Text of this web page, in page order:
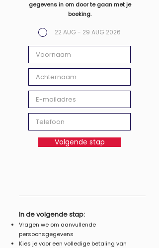
gegevens in om door te gaan met je
boeking.
22 AUG - 29 AUG 2026
Volgende stap
In de volgende stap:
Vragen we om aanvullende
persoonsgegevens
Kies je voor een volledige betaling van